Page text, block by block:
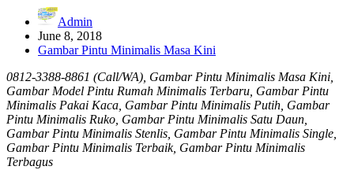
Admin
June 8, 2018
Gambar Pintu Minimalis Masa Kini
0812-3388-8861 (Call/WA), Gambar Pintu Minimalis Masa Kini,
Gambar Model Pintu Rumah Minimalis Terbaru, Gambar Pintu
Minimalis Pakai Kaca, Gambar Pintu Minimalis Putih, Gambar
Pintu Minimalis Ruko, Gambar Pintu Minimalis Satu Daun,
Gambar Pintu Minimalis Stenlis, Gambar Pintu Minimalis Single,
Gambar Pintu Minimalis Terbaik, Gambar Pintu Minimalis
Terbagus